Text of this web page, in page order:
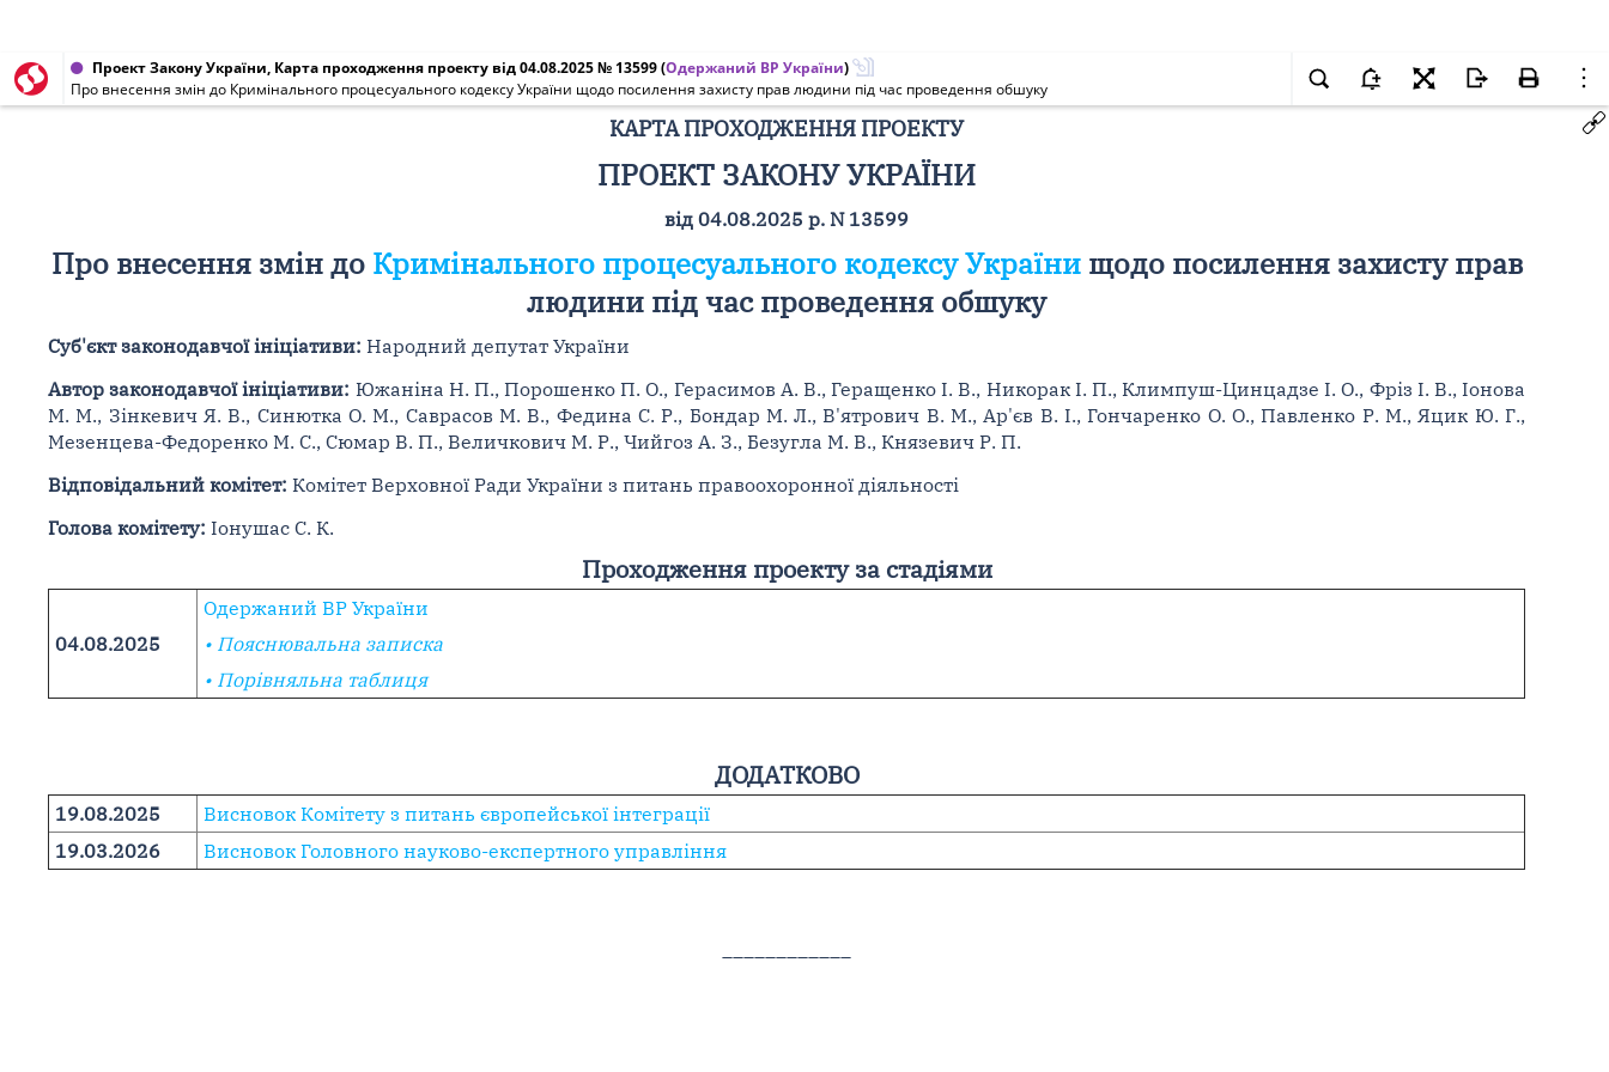
Проект Закону України, Карта проходження проекту від 04.08.2025 № 13599(Одержаний ВР України)
Про внесення змін до Кримінального процесуального кодексу України щодо посилення захисту прав людини під час проведення обшуку